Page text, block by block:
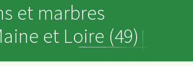
et marbres
et Loire (49)